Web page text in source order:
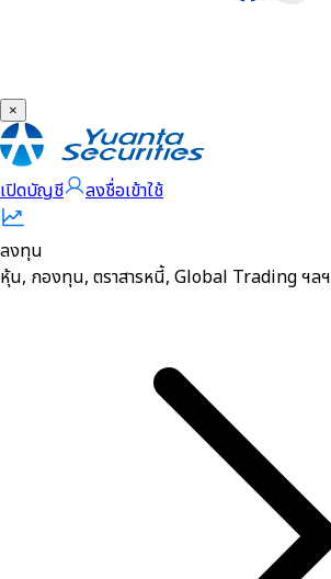
×
เปิดบัญชี ลงชื่อเข้าใช้
ลงทุน
หุ้น, กองทุน, ตราสารหนี้, Global Trading ฯลฯ